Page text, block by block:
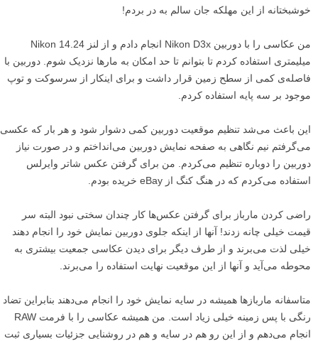
خوشبختانه از این مهلکه جان سالم به در بردم!
من عکاسی را با دوربین Nikon D3x انجام دادم و از لنز Nikon 14.24
میلیمتری استفاده کردم تا بتوانم تا حد امکان به مار‌ها نزدیک شوم. دوربین با
فاصله‌ی کمی از سطح زمین قرار داشت و برای اینکار از سرسوکت و توپ
موجود بر سه پایه استفاده کردم.
این باعث می‌شد تنظیم موقعیت دوربین کمی دشوار شود و هر بار که عکسی
می‌گرفتم نیم نگاهی به صفحه نمایش دوربین می‌انداختم و در صورت نیاز
دوربین را دوباره تنظیم می‌کردم. من برای گرفتن عکس شاتر وایرلس
استفاده می‌کردم که در هنگ کنگ از eBay خریده بودم.
راضی کردن مارباز برای گرفتن عکس‌ها کار چندان سختی نبود البته سر
قیمت خیلی چانه زدند! آنها از اینکه جلوی دوربین نمایش خود را انجام دهند
خیلی لذت می‌برند و از طرف دیگر برای دیدن عکاسی جمعیت بیشتری به
محوطه می‌آید و آنها از این موقعیت نهایت استفاده را می‌برند.
متاسفانه مارباز‌ها همیشه در سایه نمایش خود را انجام می‌دهند بنابراین تضاد
رنگی با پس زمینه خیلی زیاد است. من همیشه عکاسی را با فرمت RAW
انجام می‌دهم و از این رو هم در سایه و هم در روشنایی جزئیات بسیاری ثبت